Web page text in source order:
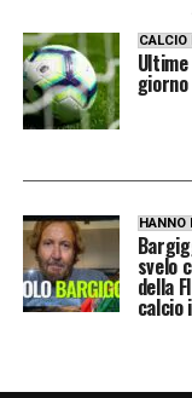
CALCIO
HANNO
svelo
della
calcio